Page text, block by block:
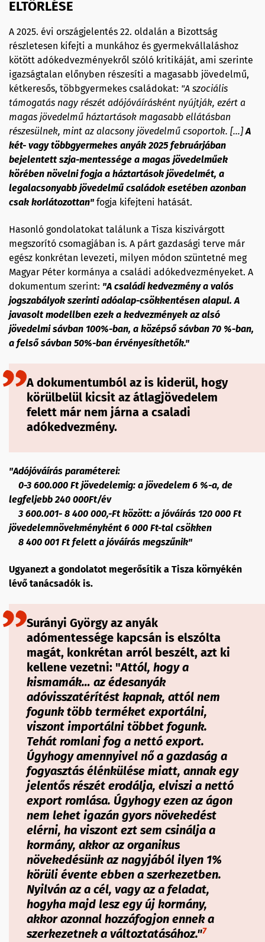
ELTÖRLÉSE
A 2025. évi országjelentés 22. oldalán a Bizottság
részletesen kifejti a munkához és gyermekvállaláshoz
kötött adókedvezményekről szóló kritikáját, ami szerinte
igazságtalan előnyben részesíti a magasabb jövedelmű,
kétkeresős, többgyermekes családokat: "A szociális
támogatás nagy részét adójóváírásként nyújtják, ezért a
magas jövedelmű háztartások magasabb ellátásban
részesülnek, mint az alacsony jövedelmű csoportok. [...]A
két- vagy többgyermekes anyák 2025 februárjában
bejelentett szja-mentessége a magas jövedelműek
körében növelni fogja a háztartások jövedelmét, a
legalacsonyabb jövedelmű családok esetében azonban
csak korlátozottan" fogja kifejteni hatását.
Hasonló gondolatokat találunk a Tisza kiszivárgott
megszorító csomagjában is. A párt gazdasági terve már
egész konkrétan levezeti, milyen módon szüntetné meg
Magyar Péter kormánya a családi adókedvezményeket. A
dokumentum szerint: "A családi kedvezmény a valós
jogszabályok szerinti adóalap-csökkentésen alapul. A
javasolt modellben ezek a kedvezmények az alsó
jövedelmi sávban 100%-ban, a középső sávban 70 %-ban,
a felső sávban 50%-ban érvényesíthetők."
A dokumentumból az is kiderül, hogy
körülbelül kicsit az átlagjövedelem
felett már nem járna a csaladi
adókedvezmény.
"Adójóváírás paraméterei:
0-3 600.000 Ft jövedelemig: a jövedelem 6 %-a, de
legfeljebb 240 000Ft/év
3 600.001- 8 400 000,-Ft között: a jóváírás 120 000 Ft
jövedelemnövekményként 6 000 Ft-tal csökken
8 400 001 Ft felett a jóváírás megszűnik"
Ugyanezt a gondolatot megerősítik a Tisza környékén
lévő tanácsadók is.
Surányi György az anyák
adómentessége kapcsán is elszólta
magát, konkrétan arról beszélt, azt ki
kellene vezetni: "Attól, hogy a
kismamák… az édesanyák
adóvisszatérítést kapnak, attól nem
fogunk több terméket exportálni,
viszont importálni többet fogunk.
Tehát romlani fog a nettó export.
Úgyhogy amennyivel nő a gazdaság a
fogyasztás élénkülése miatt, annak egy
jelentős részét erodálja, elviszi a nettó
export romlása. Úgyhogy ezen az ágon
nem lehet igazán gyors növekedést
elérni, ha viszont ezt sem csinálja a
kormány, akkor az organikus
növekedésünk az nagyjából ilyen 1%
körüli évente ebben a szerkezetben.
Nyilván az a cél, vagy az a feladat,
hogyha majd lesz egy új kormány,
akkor azonnal hozzáfogjon ennek a
szerkezetnek a változtatásához."7